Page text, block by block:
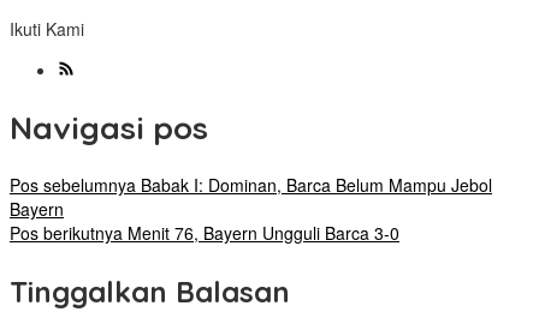
Ikuti Kami
Navigasi pos
Pos sebelumnya Babak I: Dominan, Barca Belum Mampu Jebol
Bayern
Pos berikutnya Menit 76, Bayern Ungguli Barca 3-0
Tinggalkan Balasan